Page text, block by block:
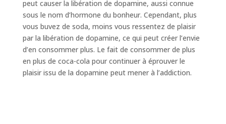
peut causer la libération de dopamine, aussi connue
sous le nom d’hormone du bonheur. Cependant, plus
vous buvez de soda, moins vous ressentez de plaisir
par la libération de dopamine, ce qui peut créer l’envie
d’en consommer plus. Le fait de consommer de plus
en plus de coca-cola pour continuer à éprouver le
plaisir issu de la dopamine peut mener à l’addiction.